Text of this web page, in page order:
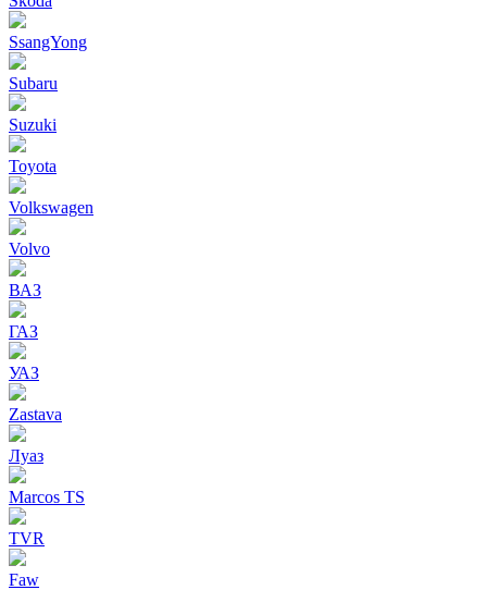
SsangYong
Subaru
Suzuki
Toyota
Volkswagen
Volvo
ВАЗ
ГАЗ
УАЗ
Zastava
Луаз
Marcos TS
TVR
Faw